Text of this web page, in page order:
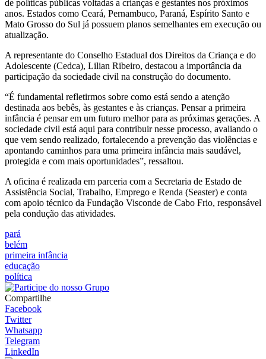
de políticas públicas voltadas a crianças e gestantes nos próximos
anos. Estados como Ceará, Pernambuco, Paraná, Espírito Santo e
Mato Grosso do Sul já possuem planos semelhantes em execução ou
atualização.
A representante do Conselho Estadual dos Direitos da Criança e do
Adolescente (Cedca), Lilian Ribeiro, destacou a importância da
participação da sociedade civil na construção do documento.
“É fundamental refletirmos sobre como está sendo a atenção
destinada aos bebês, às gestantes e às crianças. Pensar a primeira
infância é pensar em um futuro melhor para as próximas gerações. A
sociedade civil está aqui para contribuir nesse processo, avaliando o
que vem sendo realizado, fortalecendo a prevenção das violências e
apontando caminhos para uma primeira infância mais saudável,
protegida e com mais oportunidades”, ressaltou.
A oficina é realizada em parceria com a Secretaria de Estado de
Assistência Social, Trabalho, Emprego e Renda (Seaster) e conta
com apoio técnico da Fundação Visconde de Cabo Frio, responsável
pela condução das atividades.
pará
belém
primeira infância
educação
política
Compartilhe
Facebook
Twitter
Whatsapp
Telegram
LinkedIn